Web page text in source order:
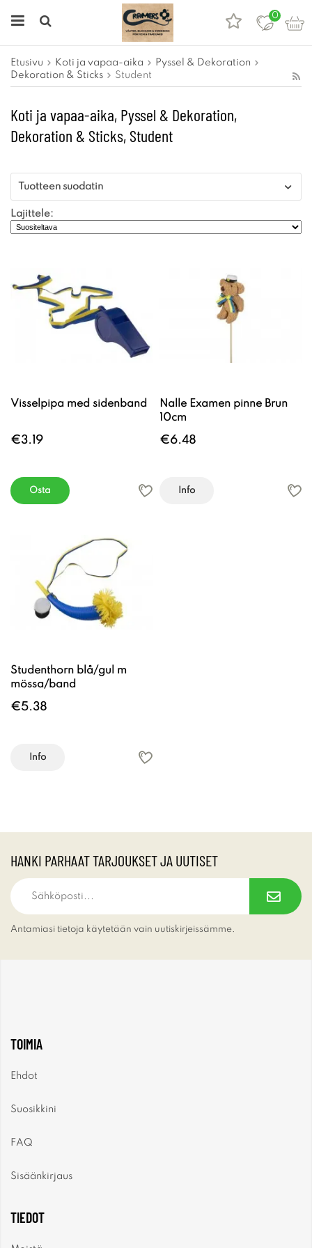
0
Etusivu Koti ja vapaa-aika
Pyssel & Dekoration
Dekoration & Sticks
Student
Koti ja vapaa-aika, Pyssel & Dekoration,
Dekoration & Sticks, Student
Tuotteen suodatin
Lajittele:
Visselpipa med sidenband
€3.19
Osta
Nalle Examen pinne Brun
10cm
€6.48
Info
Studenthorn blå/gul m
mössa/band
€5.38
Info
HANKI PARHAAT TARJOUKSET JA UUTISET
Antamiasi tietoja käytetään vain uutiskirjeissämme.
TOIMIA
Ehdot
Suosikkini
FAQ
Sisäänkirjaus
TIEDOT